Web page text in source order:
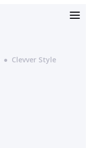
● Clevver Style